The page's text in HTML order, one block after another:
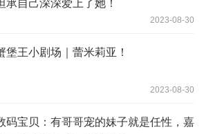
承自己深深爱上了她！
2023-08-30
堡王小剧场｜蕾米莉亚！
2023-08-30
码宝贝：有哥哥宠的妹子就是任性，嘉